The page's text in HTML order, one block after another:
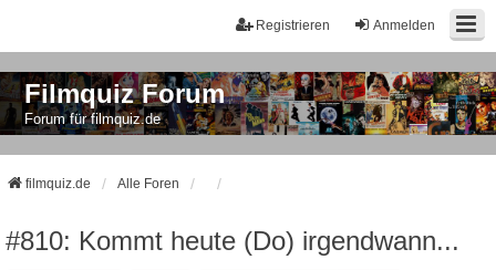
Anmelden
Registrieren
Filmquiz Forum
Forum für filmquiz.de
filmquiz.de Alle Foren
#810: Kommt heute (Do) irgendwann...